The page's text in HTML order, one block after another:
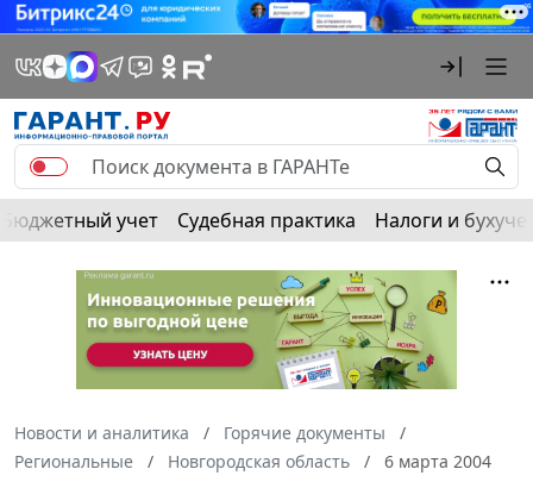
Бюджетный учет Судебная практика Налоги и
Новости и аналитика
Горячие документы
Региональные
Новгородская область 6 марта 2004